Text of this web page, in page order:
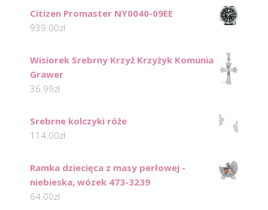
Citizen Promaster NY0040-09EE
939.00zł
Wisiorek Srebrny Krzyż Krzyżyk Komunia
Grawer
36.99zł
Srebrne kolczyki róże
114.00zł
Ramka dziecięca z masy perłowej -
niebieska, wózek 473-3239
64.00zł